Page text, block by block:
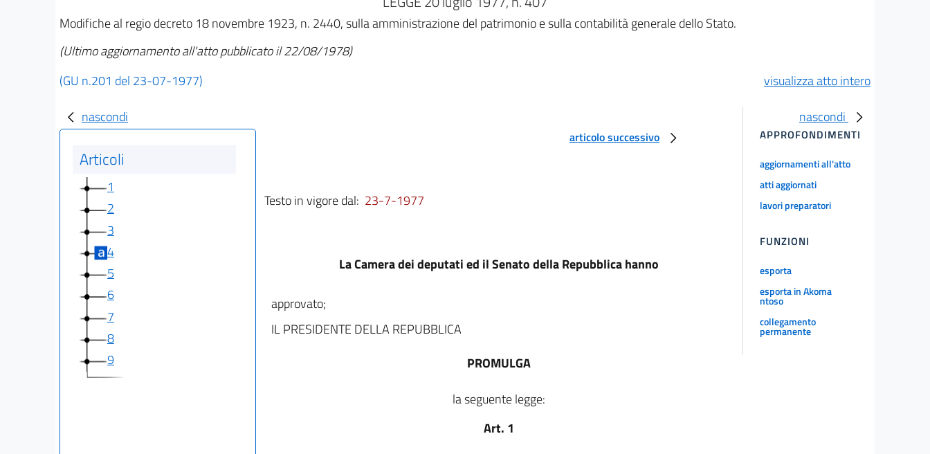
Modifiche al regio decreto 18 novembre 1923, n. 2440, sulla amministrazione del patrimonio e sulla contabilità generale dello Stato.
(Ultimo aggiornamento all'atto pubblicato il 22/08/1978)
(GU n.201 del 23-07-1977)
visualizza atto intero
nascondi
Articoli
1
2
3
4
5
6
7
8
9
articolo successivo
Testo in vigore dal: 23-7-1977
La Camera dei deputati ed il Senato della Repubblica hanno
approvato;
IL PRESIDENTE DELLA REPUBBLICA
PROMULGA
la seguente legge:
Art. 1
nascondi
APPROFONDIMENTI
aggiornamenti all'atto
atti aggiornati
lavori preparatori
FUNZIONI
esporta
esporta in Akoma
ntoso
collegamento
permanente